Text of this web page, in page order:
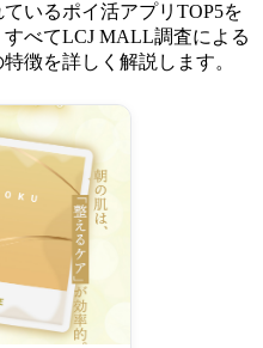
いるポイ活アプリTOP5を
べてLCJ MALL調査による
徴を詳しく解説します。